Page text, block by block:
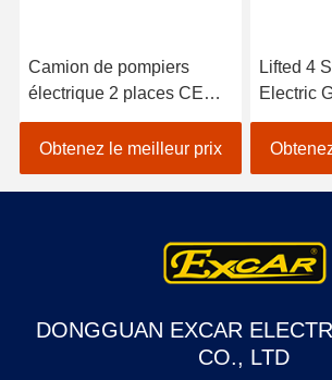
Camion de pompiers
électrique 2 places CE
homologué avec batterie
de cheval de Troie Voiture
de golf électrique
Obtenez le meilleur prix
Lifted 4
Electric
Lithium
DONGGUAN EXCAR
CO., LTD